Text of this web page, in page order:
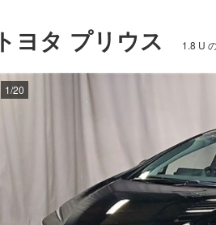
トヨタ プリウス 1.8 U
1/20